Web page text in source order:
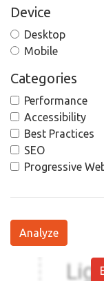
Device
Desktop
Mobile
Categories
Performance
Accessibility
Best Practices
SEO
Progressive
Analyze